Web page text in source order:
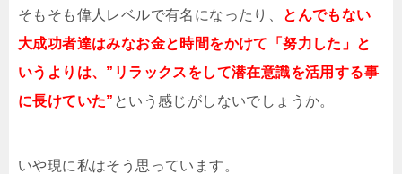
そもそも偉人レベルで有名になったり、
とんでもない
大成功者達はみなお金と時間をかけて「努力した」と
いうよりは、”リラックスをして潜在意識を活用する事
に長けていた” という感じがしないでしょうか。
いや現に私はそう思っています。